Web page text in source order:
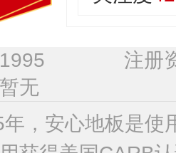
注册
无
，安心地板是使